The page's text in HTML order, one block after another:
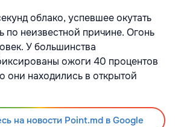
облако, успевшее окутать
по неизвестной причине. Огонь
У большинства
ожоги 40 процентов
они находились в открытой
на новости Point.md в Google